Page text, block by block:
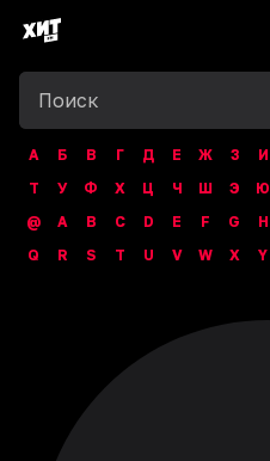
А Б В Г Д Е Ж З И
Т
У Ф Х Ц Ч Ш Э Ю
@
A B C D E F G H
Q
R S T U V W X Y